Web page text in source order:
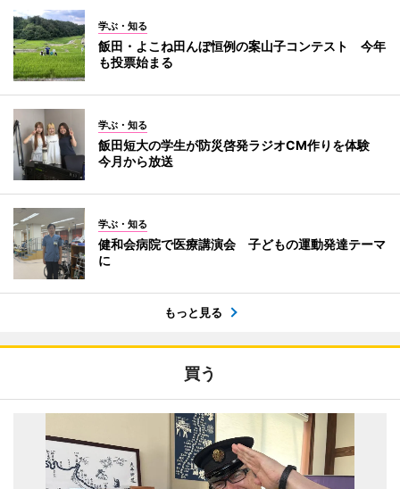
学ぶ・知る
飯田・よこね田んぼ恒例の案山子コンテスト 今年
も投票始まる
学ぶ・知る
飯田短大の学生が防災啓発ラジオCM作りを体験
今月から放送
学ぶ・知る
健和会病院で医療講演会 子どもの運動発達テーマ
に
もっと見る
買う